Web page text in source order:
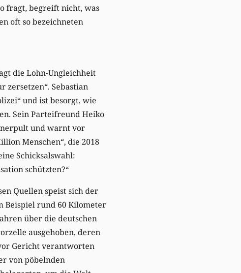
fragt, begreift nicht, was
oft so bezeichneten
die Lohn-Ungleichheit
zersetzen“. Sebastian
und ist besorgt, wie
Sein Parteifreund Heiko
und warnt vor
Menschen“, die 2018
Schicksalswahl:
schützten?“
Quellen speist sich der
Beispiel rund 60 Kilometer
über die deutschen
ausgehoben, deren
Gericht verantworten
von pöbelnden